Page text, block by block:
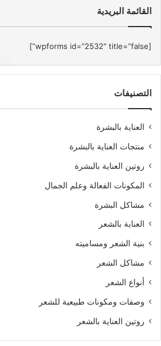
القائمة البريدية
[wpforms id=”2532″ title=”false”]
التصنيفات
العناية بالبشرة
منتجات العناية بالبشرة
روتين العناية بالبشرة
المكونات الفعالة وعلم الجمال
مشاكل البشرة
العناية بالشعر
بنية الشعر ومساميته
مشاكل الشعر
أنواع الشعر
وصفات ومكونات طبيعية للشعر
روتين العناية بالشعر